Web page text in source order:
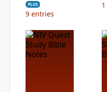
PLUS
9 entries
1